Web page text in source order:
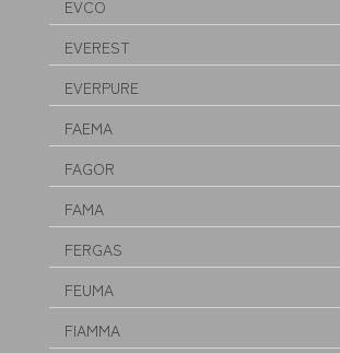
EVCO
EVEREST
EVERPURE
FAEMA
FAGOR
FAMA
FERGAS
FEUMA
FIAMMA